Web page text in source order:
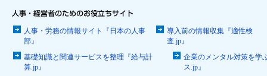
人事・労務の情報サイト『日本の人事
部』
導入前の情報収集『適性検
査.jp』
基礎知識と関連サービスを整理『給与計
算.jp』
企業のメンタル対策を学
ス.jp』